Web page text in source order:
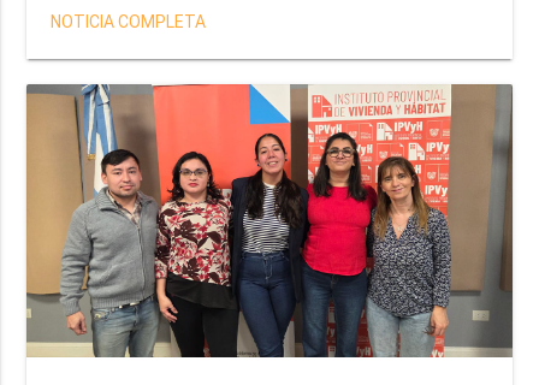
trabajo del organismo en el marco de la operatoria
salud y seguridad impulsada por el gobernador Gustavo
Melella.
NOTICIA COMPLETA